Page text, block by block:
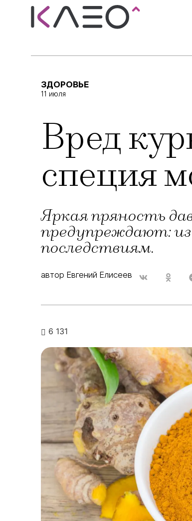
ЗДОРОВЬЕ
11 июля
Вред
специя
Яркая пряность
предупреждают:
последствиям.
автор Евгений Елисеев
6 131